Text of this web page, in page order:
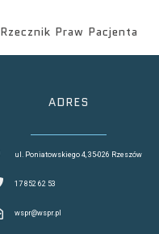
Rzecznik Praw Pacjenta
ADRES
ul. Poniatowskiego 4, 35-026 Rzeszów
17 852 62 53
wspr@wspr.pl